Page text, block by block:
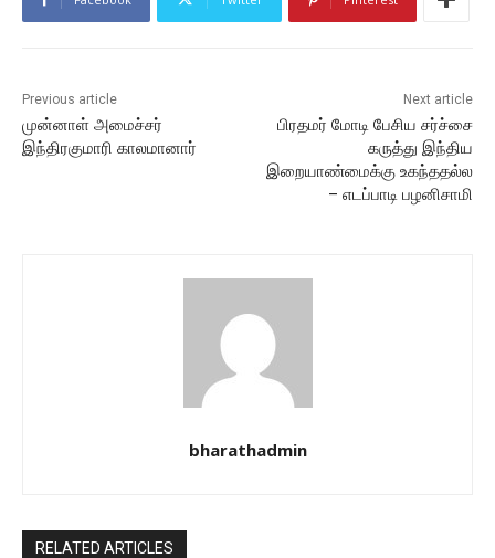
Previous article
முன்னாள் அமைச்சர்
இந்திரகுமாரி காலமானார்
Next article
பிரதமர் மோடி பேசிய சர்ச்சை
கருத்து இந்திய
இறையாண்மைக்கு உகந்ததல்ல
– எடப்பாடி பழனிசாமி
bharathadmin
RELATED ARTICLES